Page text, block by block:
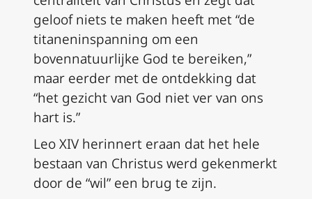
geloof niets te maken heeft met “de
titaneninspanning om een
bovennatuurlijke God te bereiken,”
maar eerder met de ontdekking dat
“het gezicht van God niet ver van ons
hart is.”
Leo XIV herinnert eraan dat het hele
bestaan van Christus werd gekenmerkt
door de “wil” een brug te zijn.